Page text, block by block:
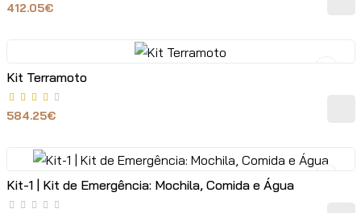
412.05€
Kit Terramoto
584.25€
Kit-1 | Kit de Emergência: Mochila, Comida e Água